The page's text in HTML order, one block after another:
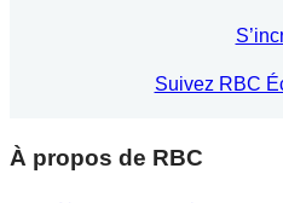
Suivez RBC
À propos de RBC